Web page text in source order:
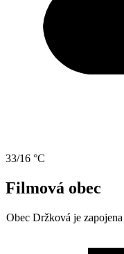
33/16 °C
Filmová obec
Obec Držková je